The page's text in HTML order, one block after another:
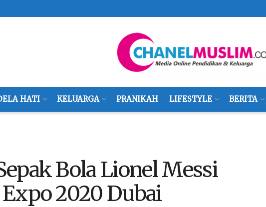
HATI KELUARGA PRANIKAH LIFESTYLE BERITA
Bola Lionel Messi
2020 Dubai